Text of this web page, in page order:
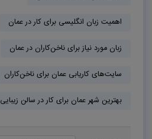
اهمیت زبان انگلیسی برای کار در عمان
زبان مورد نیاز برای ناخن‌کاران در عمان
سایت‌های کاریابی عمان برای ناخن‌کاران
بهترین شهر عمان برای کار در سالن زیبایی